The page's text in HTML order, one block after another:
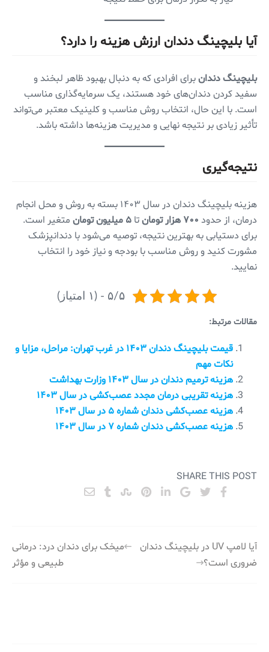
آیا بلیچینگ دندان ارزش هزینه را دارد؟
بلیچینگ دندانبرای افرادی که به دنبال بهبود ظاهر لبخند و
سفید کردن دندان‌های خود هستند، یک سرمایه‌گذاری مناسب
است. با این حال، انتخاب روش مناسب و کلینیک معتبر می‌تواند
تأثیر زیادی بر نتیجه نهایی و مدیریت هزینه‌ها داشته باشد.
نتیجه‌گیری
هزینه بلیچینگ دندان در سال ۱۴۰۳ بسته به روش و محل انجام
درمان، از حدود ۷۰۰ هزار تومان تا ۵ میلیون تومان
متغیر است.
برای دستیابی به بهترین نتیجه، توصیه می‌شود با دندانپزشک
مشورت کنید و روش مناسب با بودجه و نیاز خود را انتخاب
نمایید.
۵/۵ - (۱ امتیاز)
مقالات مرتبط:
قیمت بلیچینگ دندان ۱۴۰۳ در غرب تهران: مراحل، مزایا و
نکات مهم
هزینه ترمیم دندان در سال ۱۴۰۳ وزارت بهداشت
هزینه تقریبی درمان مجدد عصب‌کشی در سال ۱۴۰۳
هزینه عصب‌کشی دندان شماره ۵ در سال ۱۴۰۳
هزینه عصب‌کشی دندان شماره ۷ در سال ۱۴۰۳
SHARE THIS POST
راهبری
میخک برای دندان درد: درمانی
طبیعی و مؤثر
آیا لامپ UV در بلیچینگ دندان
ضروری است؟